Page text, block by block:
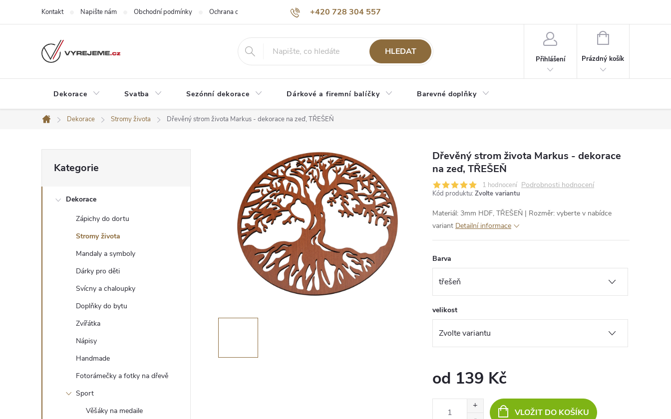
+420 728 304 557
Kontakt Napište nám Obchodní podmínky Ochrana osobních údajů O nás
HLEDAT
Přihlášení
NÁKUPNÍ
Prázdný košík
Dekorace Svatba Sezónní dekorace Dárkové a firemní balíčky Barevné doplňky
Domů
Dekorace Stromy života Dřevěný strom života Markus - dekorace na zeď, TŘEŠEŇ
o
kategorie
Kategorie
Dekorace
Zápichy do dortu
Stromy života
Mandaly a symboly
Dárky pro děti
Svícny a chaloupky
Doplňky do bytu
Zvířátka
Nápisy
Handmade
Fotorámečky a fotky na dřevě
Sport
Věšáky na medaile
Dřevěný strom života Markus - dekorace
na zeď, TŘEŠEŇ
1 hodnocení Podrobnosti hodnocení
Kód produktu: Zvolte variantu
Materiál: 3mm HDF, TŘEŠEŇ | Rozměr: vyberte v nabídce
variant Detailní informace
Barva
velikost
od 139 Kč
VLOŽIT DO KOŠÍKU